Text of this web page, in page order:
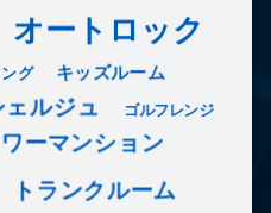
オートロック
グ キッズルーム
ェルジュ ゴルフレンジ
ーマンション
トランクルーム